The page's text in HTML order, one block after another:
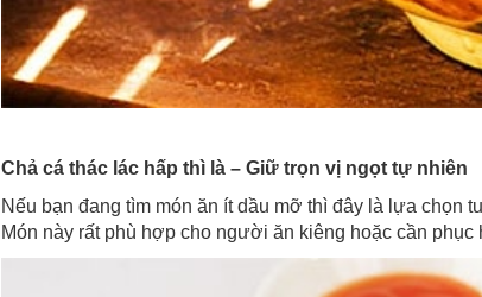
Chả cá thác lác hấp thì là – Giữ trọn vị ngọt tự nhiên
Nếu bạn đang tìm món ăn ít dầu mỡ thì đây là lựa chọn
Món này rất phù hợp cho người ăn kiêng hoặc cần phục